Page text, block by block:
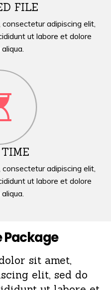
FILE
adipiscing elit,
ut labore et dolore
adipiscing elit,
ut labore et dolore
Package
sit amet,
elit, sed do